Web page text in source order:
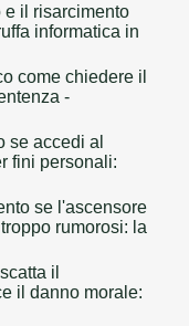
e il risarcimento
informatica in
come chiedere il
-
se accedi al
fini personali:
se l'ascensore
rumorosi: la
il
il danno morale: